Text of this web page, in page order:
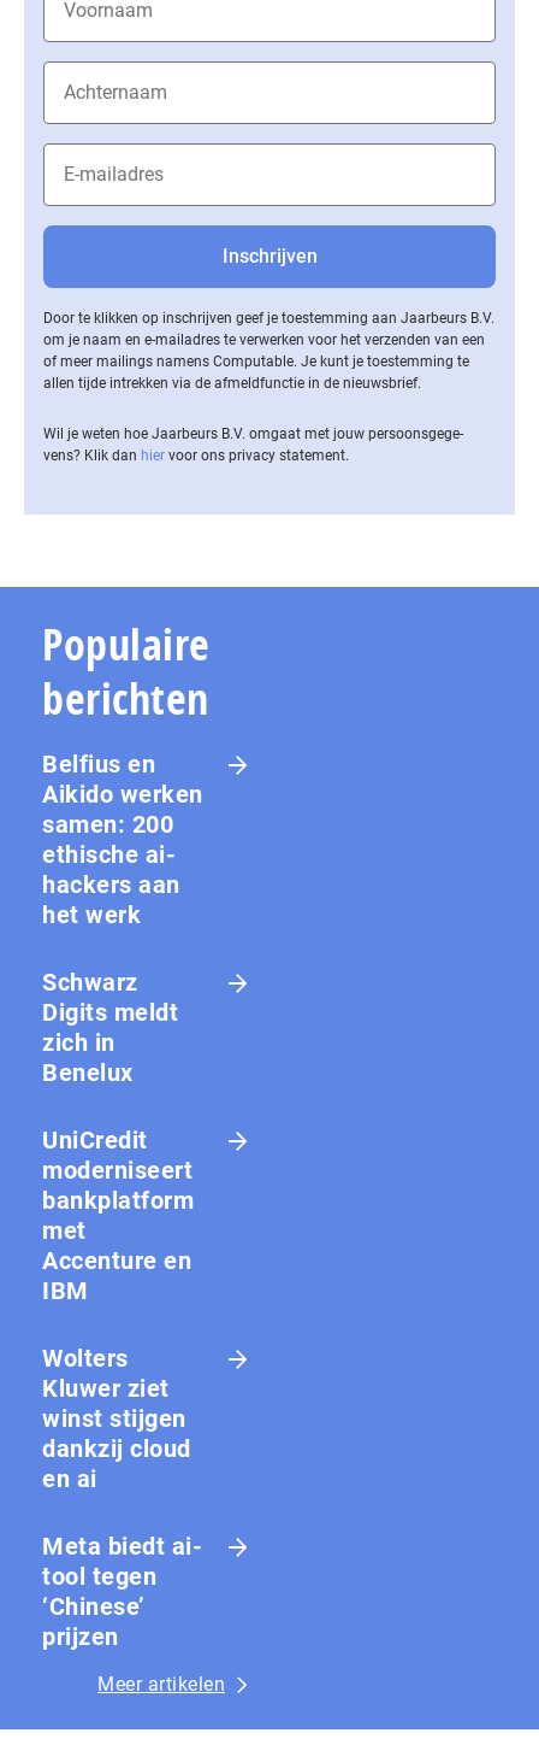
Door te klikken op inschrijven geef je toestemming aan Jaarbeurs B.V.
om je naam en e-mailadres te verwerken voor het verzenden van een
of meer mailings namens Computable. Je kunt je toestemming te
allen tijde intrekken via de af­meld­func­tie in de nieuwsbrief.
Wil je weten hoe Jaarbeurs B.V. omgaat met jouw per­soons­ge­ge­
vens? Klik dan hier voor ons privacy statement.
Populaire
berichten
Belfius en
Aikido werken
samen: 200
ethische ai-
hackers aan
het werk
Schwarz
Digits meldt
zich in
Benelux
UniCredit
moderniseert
bankplatform
met
Accenture en
IBM
Wolters
Kluwer ziet
winst stijgen
dankzij cloud
en ai
Meta biedt ai-
tool tegen
‘Chinese’
prijzen
Meer artikelen